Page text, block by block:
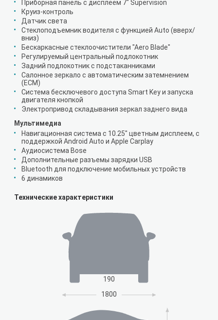
Приборная панель с дисплеем 7" Supervision
Круиз-контроль
Датчик света
Стеклоподъемник водителя с функцией Auto (вверх/
вниз)
Бескаркасные стеклоочистители "Aero Blade"
Регулируемый центральный подлокотник
Задний подлокотник с подстаканниками
Салонное зеркало с автоматическим затемнением
(ECM)
Система бесключевого доступа Smart Key и запуска
двигателя кнопкой
Электропривод складывания зеркал заднего вида
Мультимедиа
Навигационная система с 10.25" цветным дисплеем, с
поддержкой Android Auto и Apple Carplay
Аудиосистема Bose
Дополнительные разъемы зарядки USB
Bluetooth для подключение мобильных устройств
6 динамиков
Технические характеристики
190
1800